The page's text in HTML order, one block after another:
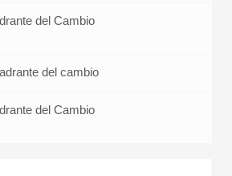
del Cambio
del cambio
del Cambio